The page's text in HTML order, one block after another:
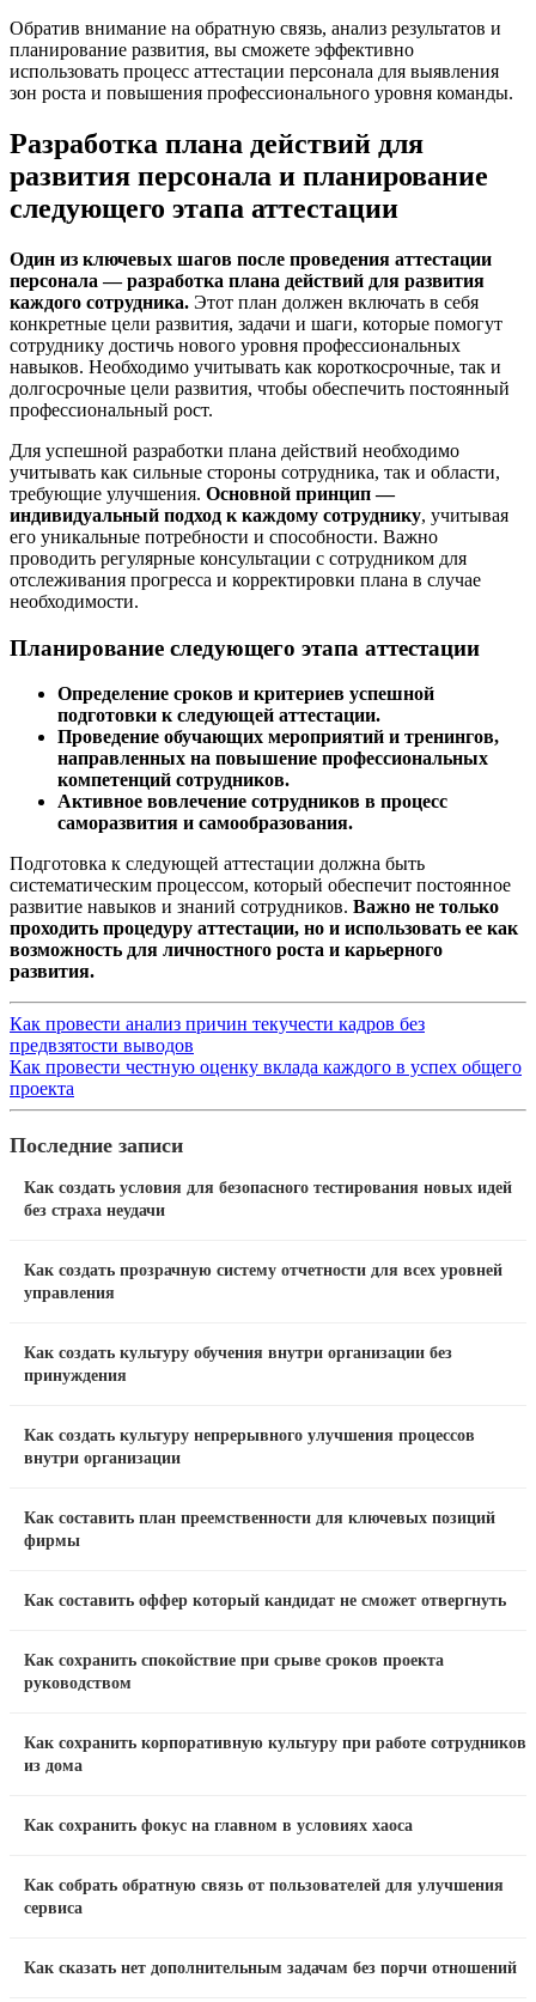
Обратив внимание на обратную связь, анализ результатов и
планирование развития, вы сможете эффективно
использовать процесс аттестации персонала для выявления
зон роста и повышения профессионального уровня команды.
Разработка плана действий для
развития персонала и планирование
следующего этапа аттестации
Один из ключевых шагов после проведения аттестации
персонала — разработка плана действий для развития
каждого сотрудника. Этот план должен включать в себя
конкретные цели развития, задачи и шаги, которые помогут
сотруднику достичь нового уровня профессиональных
навыков. Необходимо учитывать как короткосрочные, так и
долгосрочные цели развития, чтобы обеспечить постоянный
профессиональный рост.
Для успешной разработки плана действий необходимо
учитывать как сильные стороны сотрудника, так и области,
требующие улучшения. Основной принцип —
индивидуальный подход к каждому сотруднику, учитывая
его уникальные потребности и способности. Важно
проводить регулярные консультации с сотрудником для
отслеживания прогресса и корректировки плана в случае
необходимости.
Планирование следующего этапа аттестации
Определение сроков и критериев успешной
подготовки к следующей аттестации.
Проведение обучающих мероприятий и тренингов,
направленных на повышение профессиональных
компетенций сотрудников.
Активное вовлечение сотрудников в процесс
саморазвития и самообразования.
Подготовка к следующей аттестации должна быть
систематическим процессом, который обеспечит постоянное
развитие навыков и знаний сотрудников. Важно не только
проходить процедуру аттестации, но и использовать ее как
возможность для личностного роста и карьерного
развития.
Как провести анализ причин текучести кадров без
предвзятости выводов
Как провести честную оценку вклада каждого в успех общего
проекта
Последние записи
Как создать условия для безопасного тестирования новых идей
без страха неудачи
Как создать прозрачную систему отчетности для всех уровней
управления
Как создать культуру обучения внутри организации без
принуждения
Как создать культуру непрерывного улучшения процессов
внутри организации
Как составить план преемственности для ключевых позиций
фирмы
Как составить оффер который кандидат не сможет отвергнуть
Как сохранить спокойствие при срыве сроков проекта
руководством
Как сохранить корпоративную культуру при работе сотрудников
из дома
Как сохранить фокус на главном в условиях хаоса
Как собрать обратную связь от пользователей для улучшения
сервиса
Как сказать нет дополнительным задачам без порчи отношений